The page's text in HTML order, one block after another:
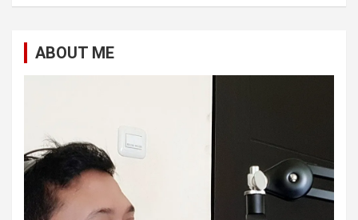
ABOUT ME